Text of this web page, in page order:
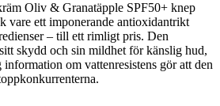
Oliv & Granatäpple SPF50+ knep
vare ett imponerande antioxidantrikt
– till ett rimligt pris. Den
skydd och sin mildhet för känslig hud,
om vattenresistens gör att den